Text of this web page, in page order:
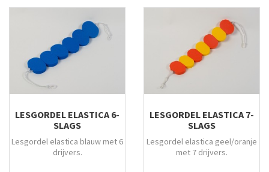
LESGORDEL ELASTICA 6-
SLAGS
Lesgordel elastica blauw met 6
drijvers.
LESGORDEL ELASTICA 7-
SLAGS
Lesgordel elastica geel/oranje
met 7 drijvers.